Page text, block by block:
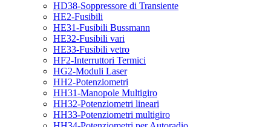
HD38-Soppressore di Transiente
HE2-Fusibili
HE31-Fusibili Bussmann
HE32-Fusibili vari
HE33-Fusibili vetro
HF2-Interruttori Termici
HG2-Moduli Laser
HH2-Potenziometri
HH31-Manopole Multigiro
HH32-Potenziometri lineari
HH33-Potenziometri multigiro